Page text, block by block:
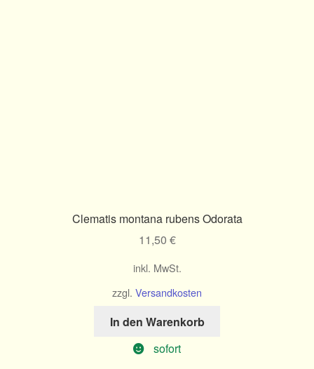
Clematis montana rubens Odorata
11,50 €
inkl. MwSt.
zzgl. Versandkosten
In den Warenkorb
sofort